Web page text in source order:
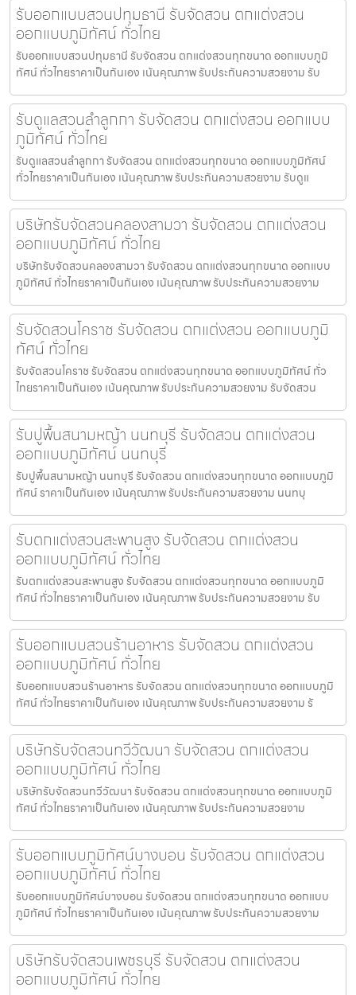
รับออกแบบสวนปทุมธานี รับจัดสวน ตกแต่งสวน
ออกแบบภูมิทัศน์ ทั่วไทย
รับออกแบบสวนปทุมธานี รับจัดสวน ตกแต่งสวนทุกขนาด ออกแบบภูมิ
ทัศน์ ทั่วไทยราคาเป็นกันเอง เน้นคุณภาพ รับประกันความสวยงาม รับ
รับดูแลสวนลำลูกกา รับจัดสวน ตกแต่งสวน ออกแบบ
ภูมิทัศน์ ทั่วไทย
รับดูแลสวนลำลูกกา รับจัดสวน ตกแต่งสวนทุกขนาด ออกแบบภูมิทัศน์
ทั่วไทยราคาเป็นกันเอง เน้นคุณภาพ รับประกันความสวยงาม รับดูแ
บริษัทรับจัดสวนคลองสามวา รับจัดสวน ตกแต่งสวน
ออกแบบภูมิทัศน์ ทั่วไทย
บริษัทรับจัดสวนคลองสามวา รับจัดสวน ตกแต่งสวนทุกขนาด ออกแบบ
ภูมิทัศน์ ทั่วไทยราคาเป็นกันเอง เน้นคุณภาพ รับประกันความสวยงาม
รับจัดสวนโคราช รับจัดสวน ตกแต่งสวน ออกแบบภูมิ
ทัศน์ ทั่วไทย
รับจัดสวนโคราช รับจัดสวน ตกแต่งสวนทุกขนาด ออกแบบภูมิทัศน์ ทั่ว
ไทยราคาเป็นกันเอง เน้นคุณภาพ รับประกันความสวยงาม รับจัดสวน
รับปูพื้นสนามหญ้า นนทบุรี รับจัดสวน ตกแต่งสวน
ออกแบบภูมิทัศน์ นนทบุรี
รับปูพื้นสนามหญ้า นนทบุรี รับจัดสวน ตกแต่งสวนทุกขนาด ออกแบบภูมิ
ทัศน์ ราคาเป็นกันเอง เน้นคุณภาพ รับประกันความสวยงาม นนทบุ
รับตกแต่งสวนสะพานสูง รับจัดสวน ตกแต่งสวน
ออกแบบภูมิทัศน์ ทั่วไทย
รับตกแต่งสวนสะพานสูง รับจัดสวน ตกแต่งสวนทุกขนาด ออกแบบภูมิ
ทัศน์ ทั่วไทยราคาเป็นกันเอง เน้นคุณภาพ รับประกันความสวยงาม รับ
รับออกแบบสวนร้านอาหาร รับจัดสวน ตกแต่งสวน
ออกแบบภูมิทัศน์ ทั่วไทย
รับออกแบบสวนร้านอาหาร รับจัดสวน ตกแต่งสวนทุกขนาด ออกแบบภูมิ
ทัศน์ ทั่วไทยราคาเป็นกันเอง เน้นคุณภาพ รับประกันความสวยงาม รั
บริษัทรับจัดสวนทวีวัฒนา รับจัดสวน ตกแต่งสวน
ออกแบบภูมิทัศน์ ทั่วไทย
บริษัทรับจัดสวนทวีวัฒนา รับจัดสวน ตกแต่งสวนทุกขนาด ออกแบบภูมิ
ทัศน์ ทั่วไทยราคาเป็นกันเอง เน้นคุณภาพ รับประกันความสวยงาม
รับออกแบบภูมิทัศน์บางบอน รับจัดสวน ตกแต่งสวน
ออกแบบภูมิทัศน์ ทั่วไทย
รับออกแบบภูมิทัศน์บางบอน รับจัดสวน ตกแต่งสวนทุกขนาด ออกแบบ
ภูมิทัศน์ ทั่วไทยราคาเป็นกันเอง เน้นคุณภาพ รับประกันความสวยงาม
บริษัทรับจัดสวนเพชรบุรี รับจัดสวน ตกแต่งสวน
ออกแบบภูมิทัศน์ ทั่วไทย